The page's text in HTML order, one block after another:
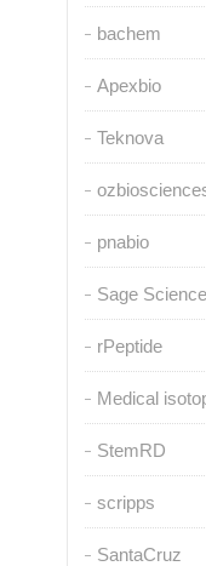
bachem
Apexbio
Teknova
pnabio
Sage Science
rPeptide
Medical
StemRD
scripps
SantaCruz